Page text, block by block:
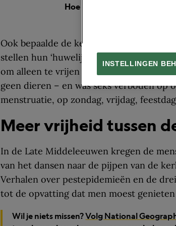
Hoe verliep de
Ook bepaalde de kerk op welke dagen
stellen hun ‘huwelijkse plicht’ moesten
om alleen te vrijen in de
geen dieren – en was seks verboden op
menstruatie, op zondag, vrijdag,
Meer vrijheid tussen
In de Late Middeleeuwen kregen de
van het dansen naar de pijpen van de
Verhalen over pestepidemieën en de
tot de opvatting dat men moest
Wil je niets missen?Volg National
INSTELLINGEN